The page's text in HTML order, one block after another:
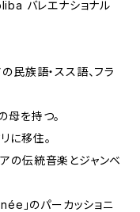
バレエナショナル
民族語・スス語、フラ
母を持つ。
に移住。
の伝統音楽とジャンベ
」のパーカッショニ